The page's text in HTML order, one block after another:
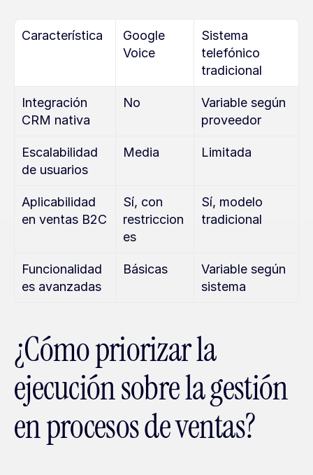
Característica
Google
Voice
Sistema
telefónico
tradicional
Integración
CRM nativa
No
Variable según
proveedor
Escalabilidad
de usuarios
Media Limitada
Aplicabilidad
en ventas B2C
Sí, con
restriccion
es
Sí, modelo
tradicional
Funcionalidad
es avanzadas
Básicas
Variable según
sistema
¿Cómo priorizar la
ejecución sobre la gestión
en procesos de ventas?